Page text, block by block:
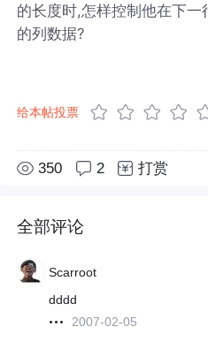
的长度时,怎样控制他在下
的列数据?
给本帖投票
350 2 打赏
全部评论
Scarroot
dddd
2007-02-05